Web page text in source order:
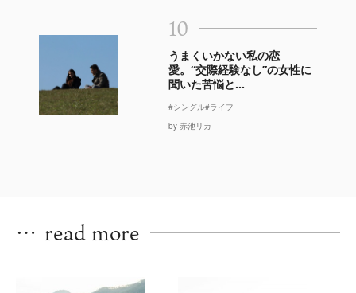
10
うまくいかない私の恋
愛。“交際経験なし”の女性に
聞いた苦悩と...
#シングル#ライフ
by 赤池リカ
… read more